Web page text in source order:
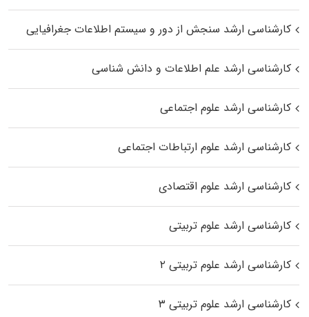
کارشناسی ارشد سنجش از دور و سیستم اطلاعات جغرافیایی
کارشناسی ارشد علم اطلاعات و دانش شناسی
کارشناسی ارشد علوم اجتماعی
کارشناسی ارشد علوم ارتباطات اجتماعی
کارشناسی ارشد علوم اقتصادی
کارشناسی ارشد علوم تربیتی
کارشناسی ارشد علوم تربیتی ۲
کارشناسی ارشد علوم تربیتی ۳